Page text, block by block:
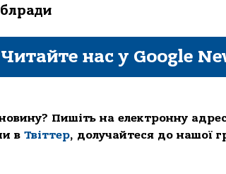
Читайте нас у Google
Пишіть на електронну
в Твіттер, долучайтеся до нашої